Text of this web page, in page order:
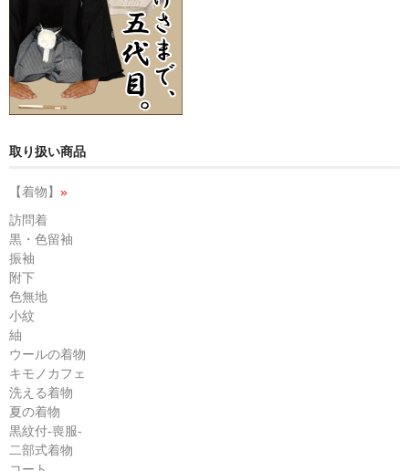
取り扱い商品
【着物】 »
訪問着
黒・色留袖
振袖
附下
色無地
小紋
紬
ウールの着物
キモノカフェ
洗える着物
夏の着物
黒紋付-喪服-
二部式着物